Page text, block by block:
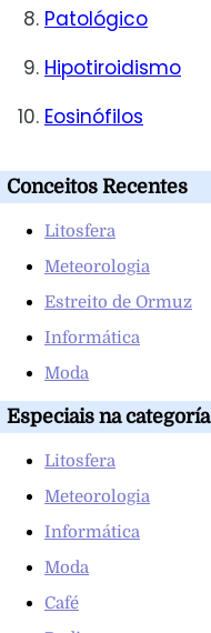
Patológico
Hipotiroidismo
Eosinófilos
Conceitos Recentes
Litosfera
Meteorologia
Estreito de Ormuz
Informática
Moda
Especiais na categoría
Litosfera
Meteorologia
Informática
Moda
Café